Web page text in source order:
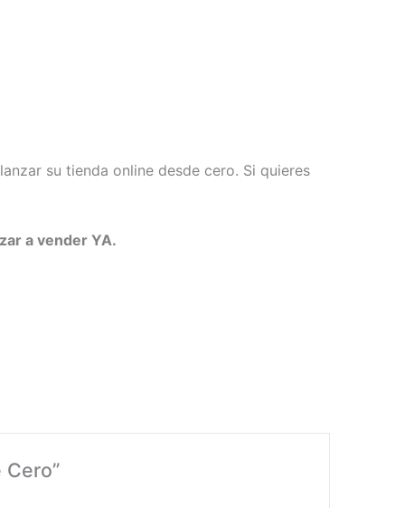
su tienda online desde cero. Si quieres
a vender YA.